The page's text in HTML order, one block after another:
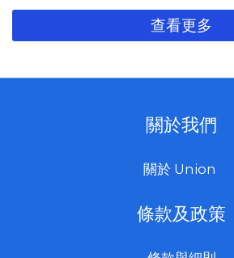
查看更多
關於我們
關於 Union
條款及政策